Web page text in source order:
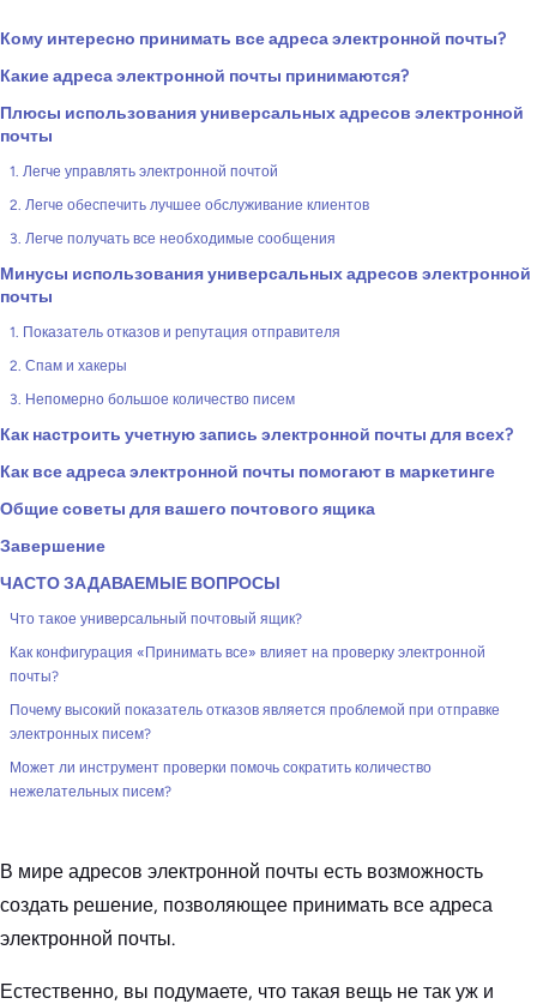
Кому интересно принимать все адреса электронной почты?
Какие адреса электронной почты принимаются?
Плюсы использования универсальных адресов электронной
почты
1. Легче управлять электронной почтой
2. Легче обеспечить лучшее обслуживание клиентов
3. Легче получать все необходимые сообщения
Минусы использования универсальных адресов электронной
почты
1. Показатель отказов и репутация отправителя
2. Спам и хакеры
3. Непомерно большое количество писем
Как настроить учетную запись электронной почты для всех?
Как все адреса электронной почты помогают в маркетинге
Общие советы для вашего почтового ящика
Завершение
ЧАСТО ЗАДАВАЕМЫЕ ВОПРОСЫ
Что такое универсальный почтовый ящик?
Как конфигурация «Принимать все» влияет на проверку электронной
почты?
Почему высокий показатель отказов является проблемой при отправке
электронных писем?
Может ли инструмент проверки помочь сократить количество
нежелательных писем?
В мире адресов электронной почты есть возможность
создать решение, позволяющее принимать все адреса
электронной почты.
Естественно, вы подумаете, что такая вещь не так уж и